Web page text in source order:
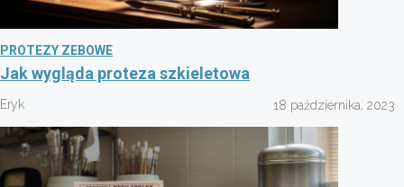
PROTEZY ZEBOWE
Jak wygląda proteza szkieletowa
Eryk 18 października, 2023